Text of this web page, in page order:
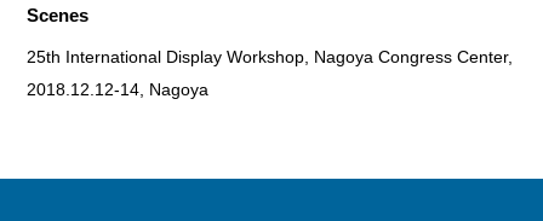
Scenes
25th International Display Workshop, Nagoya Congress Center,
2018.12.12-14, Nagoya